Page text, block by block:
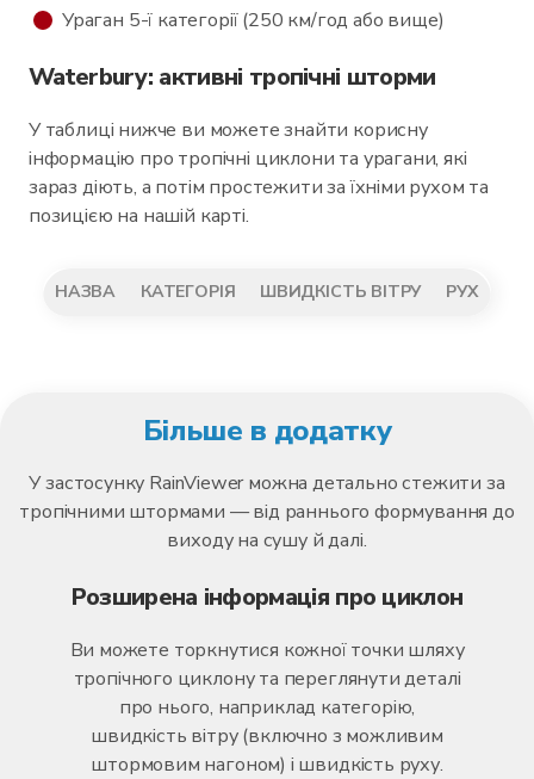
Ураган 5-ї категорії (250 км/год або вище)
Waterbury: активні тропічні шторми
У таблиці нижче ви можете знайти корисну
інформацію про тропічні циклони та урагани, які
зараз діють, а потім простежити за їхніми рухом та
позицією на нашій карті.
НАЗВА КАТЕГОРІЯ ШВИДКІСТЬ ВІТРУ РУХ
Більше в додатку
У застосунку RainViewer можна детально стежити за
тропічними штормами — від раннього формування до
виходу на сушу й далі.
Розширена інформація про циклон
Ви можете торкнутися кожної точки шляху
тропічного циклону та переглянути деталі
про нього, наприклад категорію,
швидкість вітру (включно з можливим
штормовим нагоном) і швидкість руху.